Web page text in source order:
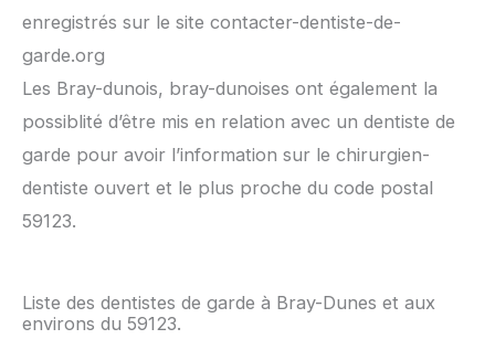
enregistrés sur le site contacter-dentiste-de-
garde.org
Les Bray-dunois, bray-dunoises ont également la
possiblité d’être mis en relation avec un dentiste de
garde pour avoir l’information sur le chirurgien-
dentiste ouvert et le plus proche du code postal
59123.
Liste des dentistes de garde à Bray-Dunes et aux
environs du 59123.